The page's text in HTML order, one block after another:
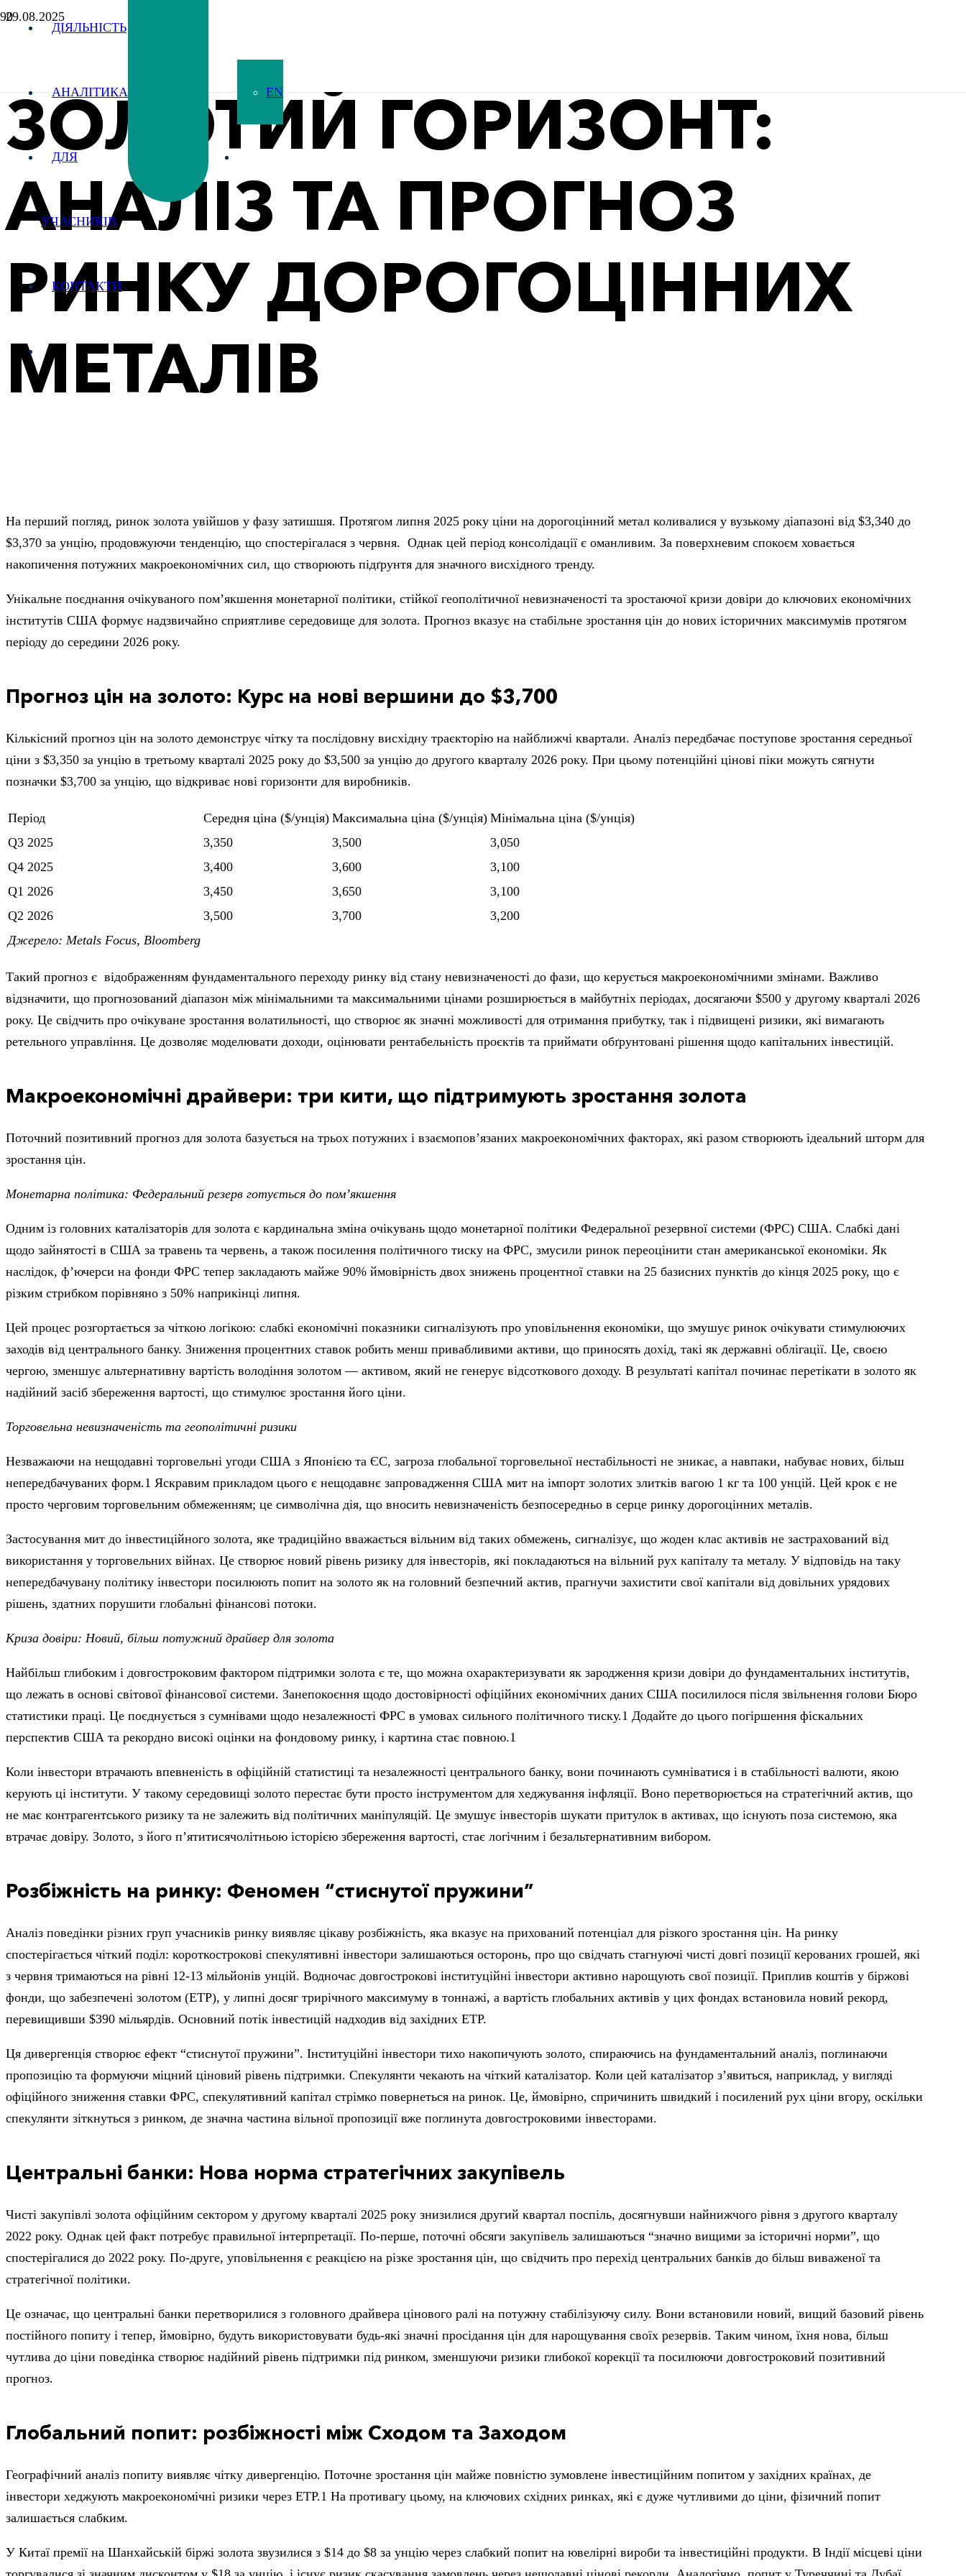
ДІЯЛЬНІСТЬ
АНАЛІТИКА
ДЛЯ
УЧАСНИКІВ
КОНТАКТИ
EN
29.08.2025
ЗОЛОТИЙ ГОРИЗОНТ:
АНАЛІЗ ТА ПРОГНОЗ
РИНКУ ДОРОГОЦІННИХ
МЕТАЛІВ
На перший погляд, ринок золота увійшов у фазу затишшя. Протягом липня 2025 року ціни на дорогоцінний метал коливалися у вузькому діапазоні від $3,340 до
$3,370 за унцію, продовжуючи тенденцію, що спостерігалася з червня. Однак цей період консолідації є оманливим. За поверхневим спокоєм ховається
накопичення потужних макроекономічних сил, що створюють підґрунтя для значного висхідного тренду.
Унікальне поєднання очікуваного пом’якшення монетарної політики, стійкої геополітичної невизначеності та зростаючої кризи довіри до ключових економічних
інститутів США формує надзвичайно сприятливе середовище для золота. Прогноз вказує на стабільне зростання цін до нових історичних максимумів протягом
періоду до середини 2026 року.
Прогноз цін на золото: Курс на нові вершини до $3,700
Кількісний прогноз цін на золото демонструє чітку та послідовну висхідну траєкторію на найближчі квартали. Аналіз передбачає поступове зростання середньої
ціни з $3,350 за унцію в третьому кварталі 2025 року до $3,500 за унцію до другого кварталу 2026 року. При цьому потенційні цінові піки можуть сягнути
позначки $3,700 за унцію, що відкриває нові горизонти для виробників.
Період Середня ціна ($/унція) Максимальна ціна ($/унція) Мінімальна ціна ($/унція)
Q3 2025
3,350 3,500
3,050
Q4 2025
3,400 3,600
3,100
Q1 2026
3,450 3,650
3,100
Q2 2026
3,500 3,700
3,200
Джерело: Metals Focus, Bloomberg
Такий прогноз є відображенням фундаментального переходу ринку від стану невизначеності до фази, що керується макроекономічними змінами. Важливо
відзначити, що прогнозований діапазон між мінімальними та максимальними цінами розширюється в майбутніх періодах, досягаючи $500 у другому кварталі 2026
року. Це свідчить про очікуване зростання волатильності, що створює як значні можливості для отримання прибутку, так і підвищені ризики, які вимагають
ретельного управління. Це дозволяє моделювати доходи, оцінювати рентабельність проєктів та приймати обґрунтовані рішення щодо капітальних інвестицій.
Макроекономічні драйвери: три кити, що підтримують зростання золота
Поточний позитивний прогноз для золота базується на трьох потужних і взаємопов’язаних макроекономічних факторах, які разом створюють ідеальний шторм для
зростання цін.
Монетарна політика: Федеральний резерв готується до пом’якшення
Одним із головних каталізаторів для золота є кардинальна зміна очікувань щодо монетарної політики Федеральної резервної системи (ФРС) США. Слабкі дані
щодо зайнятості в США за травень та червень, а також посилення політичного тиску на ФРС, змусили ринок переоцінити стан американської економіки. Як
наслідок, ф’ючерси на фонди ФРС тепер закладають майже 90% ймовірність двох знижень процентної ставки на 25 базисних пунктів до кінця 2025 року, що є
різким стрибком порівняно з 50% наприкінці липня.
Цей процес розгортається за чіткою логікою: слабкі економічні показники сигналізують про уповільнення економіки, що змушує ринок очікувати стимулюючих
заходів від центрального банку. Зниження процентних ставок робить менш привабливими активи, що приносять дохід, такі як державні облігації. Це, своєю
чергою, зменшує альтернативну вартість володіння золотом — активом, який не генерує відсоткового доходу. В результаті капітал починає перетікати в золото як
надійний засіб збереження вартості, що стимулює зростання його ціни.
Торговельна невизначеність та геополітичні ризики
Незважаючи на нещодавні торговельні угоди США з Японією та ЄС, загроза глобальної торговельної нестабільності не зникає, а навпаки, набуває нових, більш
непередбачуваних форм.1 Яскравим прикладом цього є нещодавнє запровадження США мит на імпорт золотих злитків вагою 1 кг та 100 унцій. Цей крок є не
просто черговим торговельним обмеженням; це символічна дія, що вносить невизначеність безпосередньо в серце ринку дорогоцінних металів.
Застосування мит до інвестиційного золота, яке традиційно вважається вільним від таких обмежень, сигналізує, що жоден клас активів не застрахований від
використання у торговельних війнах. Це створює новий рівень ризику для інвесторів, які покладаються на вільний рух капіталу та металу. У відповідь на таку
непередбачувану політику інвестори посилюють попит на золото як на головний безпечний актив, прагнучи захистити свої капітали від довільних урядових
рішень, здатних порушити глобальні фінансові потоки.
Криза довіри: Новий, більш потужний драйвер для золота
Найбільш глибоким і довгостроковим фактором підтримки золота є те, що можна охарактеризувати як зародження кризи довіри до фундаментальних інститутів,
що лежать в основі світової фінансової системи. Занепокоєння щодо достовірності офіційних економічних даних США посилилося після звільнення голови Бюро
статистики праці. Це поєднується з сумнівами щодо незалежності ФРС в умовах сильного політичного тиску.1 Додайте до цього погіршення фіскальних
перспектив США та рекордно високі оцінки на фондовому ринку, і картина стає повною.1
Коли інвестори втрачають впевненість в офіційній статистиці та незалежності центрального банку, вони починають сумніватися і в стабільності валюти, якою
керують ці інститути. У такому середовищі золото перестає бути просто інструментом для хеджування інфляції. Воно перетворюється на стратегічний актив, що
не має контрагентського ризику та не залежить від політичних маніпуляцій. Це змушує інвесторів шукати притулок в активах, що існують поза системою, яка
втрачає довіру. Золото, з його п’ятитисячолітньою історією збереження вартості, стає логічним і безальтернативним вибором.
Розбіжність на ринку: Феномен “стиснутої пружини”
Аналіз поведінки різних груп учасників ринку виявляє цікаву розбіжність, яка вказує на прихований потенціал для різкого зростання цін. На ринку
спостерігається чіткий поділ: короткострокові спекулятивні інвестори залишаються осторонь, про що свідчать стагнуючі чисті довгі позиції керованих грошей, які
з червня тримаються на рівні 12-13 мільйонів унцій. Водночас довгострокові інституційні інвестори активно нарощують свої позиції. Приплив коштів у біржові
фонди, що забезпечені золотом (ETP), у липні досяг трирічного максимуму в тоннажі, а вартість глобальних активів у цих фондах встановила новий рекорд,
перевищивши $390 мільярдів. Основний потік інвестицій надходив від західних ETP.
Ця дивергенція створює ефект “стиснутої пружини”. Інституційні інвестори тихо накопичують золото, спираючись на фундаментальний аналіз, поглинаючи
пропозицію та формуючи міцний ціновий рівень підтримки. Спекулянти чекають на чіткий каталізатор. Коли цей каталізатор з’явиться, наприклад, у вигляді
офіційного зниження ставки ФРС, спекулятивний капітал стрімко повернеться на ринок. Це, ймовірно, спричинить швидкий і посилений рух ціни вгору, оскільки
спекулянти зіткнуться з ринком, де значна частина вільної пропозиції вже поглинута довгостроковими інвесторами.
Центральні банки: Нова норма стратегічних закупівель
Чисті закупівлі золота офіційним сектором у другому кварталі 2025 року знизилися другий квартал поспіль, досягнувши найнижчого рівня з другого кварталу
2022 року. Однак цей факт потребує правильної інтерпретації. По-перше, поточні обсяги закупівель залишаються “значно вищими за історичні норми”, що
спостерігалися до 2022 року. По-друге, уповільнення є реакцією на різке зростання цін, що свідчить про перехід центральних банків до більш виваженої та
стратегічної політики.
Це означає, що центральні банки перетворилися з головного драйвера цінового ралі на потужну стабілізуючу силу. Вони встановили новий, вищий базовий рівень
постійного попиту і тепер, ймовірно, будуть використовувати будь-які значні просідання цін для нарощування своїх резервів. Таким чином, їхня нова, більш
чутлива до ціни поведінка створює надійний рівень підтримки під ринком, зменшуючи ризики глибокої корекції та посилюючи довгостроковий позитивний
прогноз.
Глобальний попит: розбіжності між Сходом та Заходом
Географічний аналіз попиту виявляє чітку дивергенцію. Поточне зростання цін майже повністю зумовлене інвестиційним попитом у західних країнах, де
інвестори хеджують макроекономічні ризики через ETP.1 На противагу цьому, на ключових східних ринках, які є дуже чутливими до ціни, фізичний попит
залишається слабким.
У Китаї премії на Шанхайській біржі золота звузилися з $14 до $8 за унцію через слабкий попит на ювелірні вироби та інвестиційні продукти. В Індії місцеві ціни